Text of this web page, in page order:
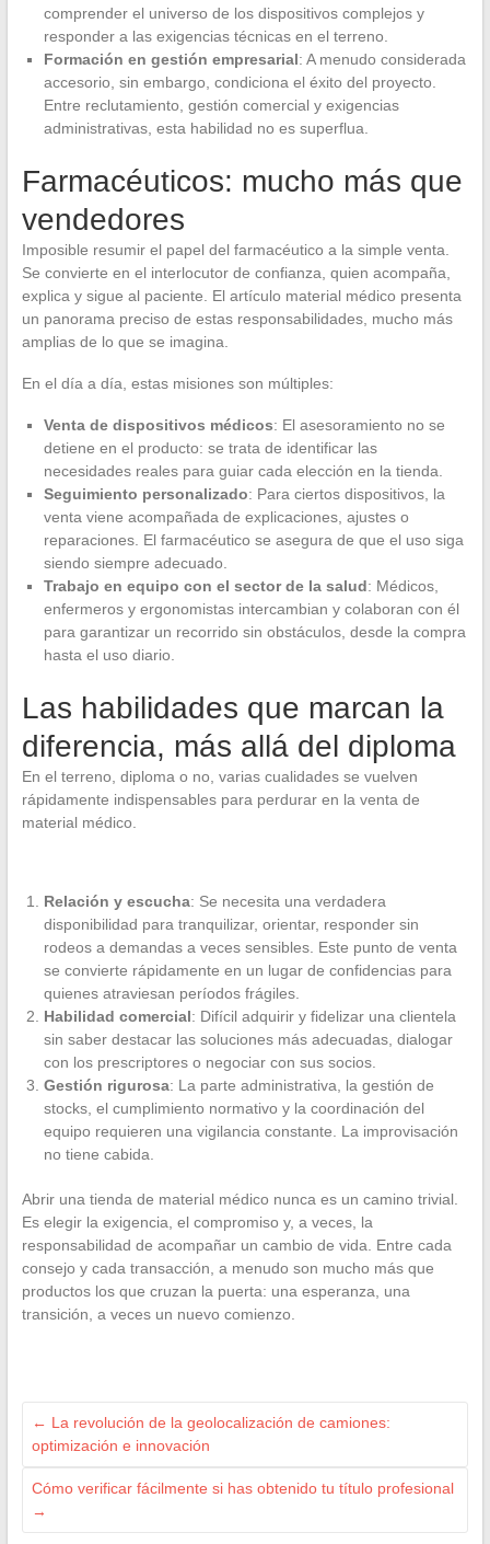
comprender el universo de los dispositivos complejos y
responder a las exigencias técnicas en el terreno.
Formación en gestión empresarial: A menudo considerada
accesorio, sin embargo, condiciona el éxito del proyecto.
Entre reclutamiento, gestión comercial y exigencias
administrativas, esta habilidad no es superflua.
Farmacéuticos: mucho más que
vendedores
Imposible resumir el papel del farmacéutico a la simple venta.
Se convierte en el interlocutor de confianza, quien acompaña,
explica y sigue al paciente. El artículo material médico presenta
un panorama preciso de estas responsabilidades, mucho más
amplias de lo que se imagina.
En el día a día, estas misiones son múltiples:
Venta de dispositivos médicos: El asesoramiento no se
detiene en el producto: se trata de identificar las
necesidades reales para guiar cada elección en la tienda.
Seguimiento personalizado: Para ciertos dispositivos, la
venta viene acompañada de explicaciones, ajustes o
reparaciones. El farmacéutico se asegura de que el uso siga
siendo siempre adecuado.
Trabajo en equipo con el sector de la salud: Médicos,
enfermeros y ergonomistas intercambian y colaboran con él
para garantizar un recorrido sin obstáculos, desde la compra
hasta el uso diario.
Las habilidades que marcan la
diferencia, más allá del diploma
En el terreno, diploma o no, varias cualidades se vuelven
rápidamente indispensables para perdurar en la venta de
material médico.
Relación y escucha: Se necesita una verdadera
disponibilidad para tranquilizar, orientar, responder sin
rodeos a demandas a veces sensibles. Este punto de venta
se convierte rápidamente en un lugar de confidencias para
quienes atraviesan períodos frágiles.
Habilidad comercial: Difícil adquirir y fidelizar una clientela
sin saber destacar las soluciones más adecuadas, dialogar
con los prescriptores o negociar con sus socios.
Gestión rigurosa: La parte administrativa, la gestión de
stocks, el cumplimiento normativo y la coordinación del
equipo requieren una vigilancia constante. La improvisación
no tiene cabida.
Abrir una tienda de material médico nunca es un camino trivial.
Es elegir la exigencia, el compromiso y, a veces, la
responsabilidad de acompañar un cambio de vida. Entre cada
consejo y cada transacción, a menudo son mucho más que
productos los que cruzan la puerta: una esperanza, una
transición, a veces un nuevo comienzo.
← La revolución de la geolocalización de camiones:
optimización e innovación
Cómo verificar fácilmente si has obtenido tu título profesional
→